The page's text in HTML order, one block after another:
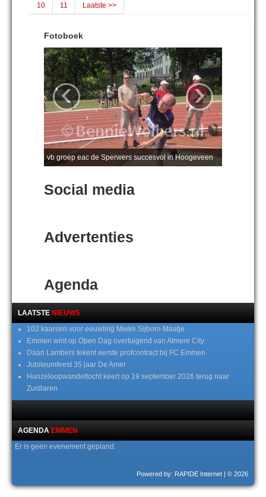
10 11 Laatste >>
Fotoboek
vb groep eac de Sperwers succesvol in Hoogeveen
‹ ›
Social media
Advertenties
Agenda
LAATSTE NIEUWS
102 kaarsen voor eeuwling Mieke Sijbom-Maatje
Emmen wint op Open Dag overtuigend van Almere City
Daan Lambers tekent eerste profcontract bij FC Emmen
Jubileumfeest 35 jaar De Amer
Hunzeloopwandeltocht keert op 19 september 2026 terug naar
Zuidlaren
AGENDA EMMEN
Er is geen evenement gepland.
Powered by: RAPIDE Internet | © 2026